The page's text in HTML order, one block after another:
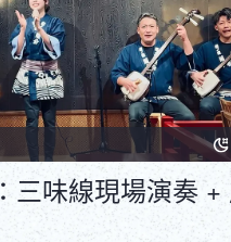
三味線現場演奏 +